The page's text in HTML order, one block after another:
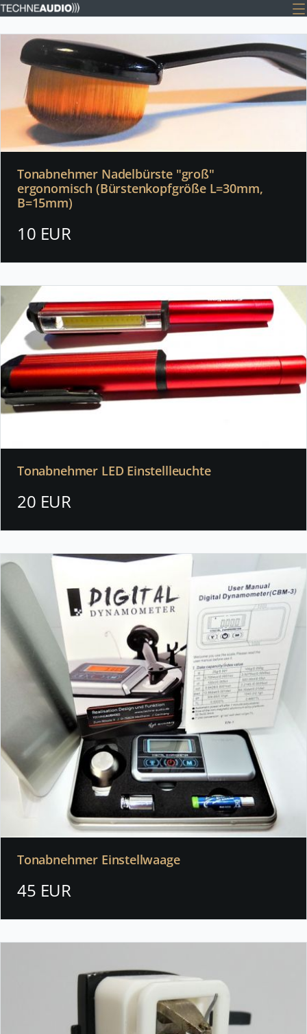
Tonabnehmer Nadelbürste "groß"
ergonomisch (Bürstenkopfgröße L=30mm,
B=15mm)
10 EUR
Tonabnehmer LED Einstellleuchte
20 EUR
Tonabnehmer Einstellwaage
45 EUR